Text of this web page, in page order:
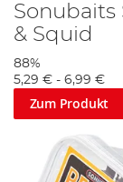
Sonubaits
& Squid
88%
5,29 € - 6,99 €
Zum Produkt